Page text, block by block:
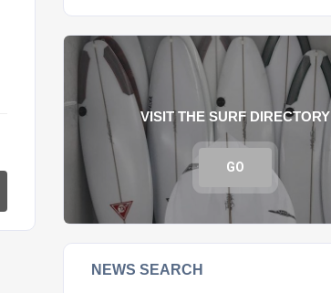
VISIT THE SURF DIRECTORY
GO
NEWS SEARCH